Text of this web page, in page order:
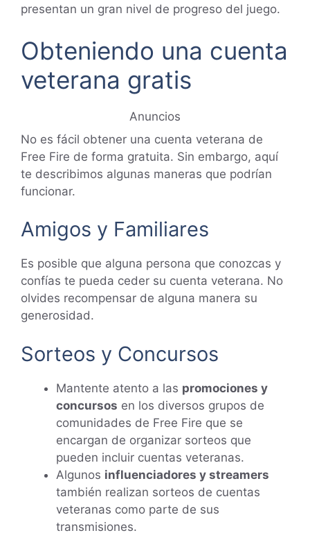
presentan un gran nivel de progreso del juego.
Obteniendo una cuenta
veterana gratis
Anuncios
No es fácil obtener una cuenta veterana de
Free Fire de forma gratuita. Sin embargo, aquí
te describimos algunas maneras que podrían
funcionar.
Amigos y Familiares
Es posible que alguna persona que conozcas y
confías te pueda ceder su cuenta veterana. No
olvides recompensar de alguna manera su
generosidad.
Sorteos y Concursos
Mantente atento a las promociones y
concursos en los diversos grupos de
comunidades de Free Fire que se
encargan de organizar sorteos que
pueden incluir cuentas veteranas.
Algunos influenciadores y streamers
también realizan sorteos de cuentas
veteranas como parte de sus
transmisiones.